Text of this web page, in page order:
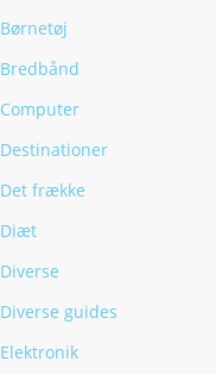
Børnetøj
Bredbånd
Computer
Destinationer
Det frække
Diæt
Diverse
Diverse guides
Elektronik